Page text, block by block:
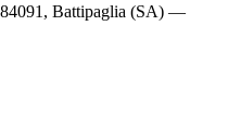
Battipaglia (SA) —